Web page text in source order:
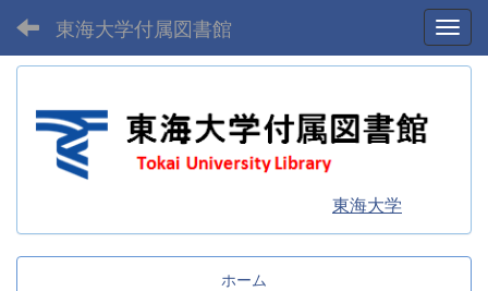
東海大学付属図書館
東海大学
ホーム